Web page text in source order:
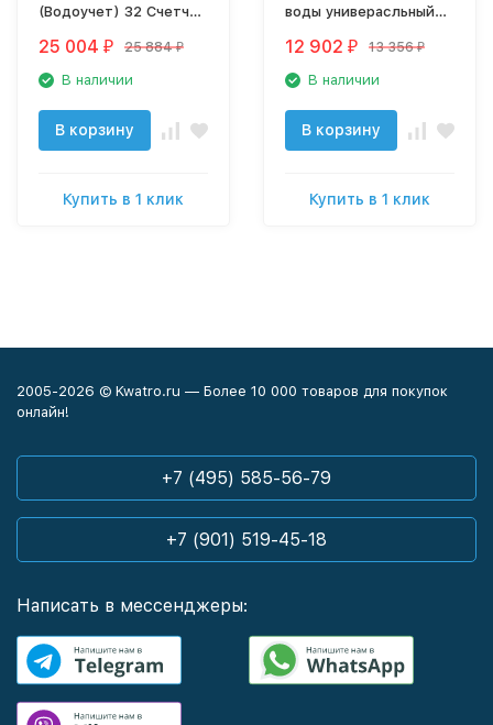
(Водоучет) 32 Счетчик
импульсным выходом
до 150гр. C.
25 004 ₽ 25 884 ₽
В наличии
В корзину
Купить в 1 клик
воды универасльный
30 до 90 гр С
12 902 ₽ 13 356 ₽
В наличии
В корзину
Купить в 1 клик
2005-2026 © Kwatro.ru — Более 10 000 товаров для покупок
онлайн!
+7 (495) 585-56-79
+7 (901) 519-45-18
Написать в мессенджеры: